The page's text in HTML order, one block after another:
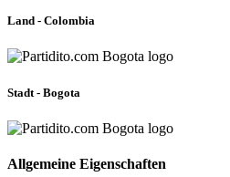
Land - Colombia
Stadt - Bogota
Allgemeine Eigenschaften